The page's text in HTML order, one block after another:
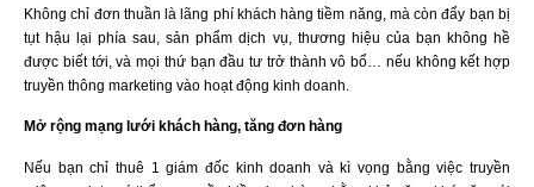
Không chỉ đơn thuần là lãng phí khách hàng tiềm năng, mà còn đẩy bạn bị
tụt hậu lại phía sau, sản phẩm dịch vụ, thương hiệu của bạn không hề
được biết tới, và mọi thứ bạn đầu tư trở thành vô bổ… nếu không kết hợp
truyền thông marketing vào hoạt động kinh doanh.
Mở rộng mạng lưới khách hàng, tăng đơn hàng
Nếu bạn chỉ thuê 1 giám đốc kinh doanh và kì vọng bằng việc truyền